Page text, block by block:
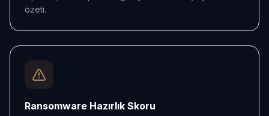
özeti.
Ransomware Hazırlık Skoru